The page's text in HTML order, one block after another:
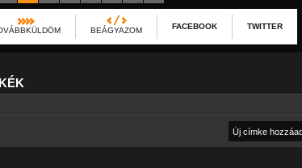
BEÁGYAZOM FACEBOOK TWITTER